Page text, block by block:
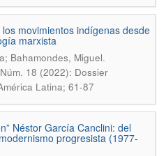
movimientos indígenas desde
marxista
Bahamondes, Miguel.
18 (2022): Dossier
Latina; 61-87
Néstor García Canclini: del
progresista (1977-